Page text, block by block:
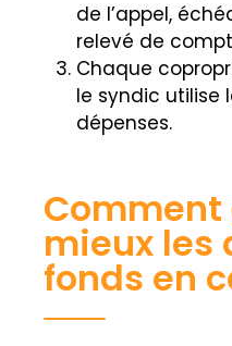
de l’appel,
relevé de
Chaque
le syndic utilise
dépenses.
Comment
mieux les
fonds en